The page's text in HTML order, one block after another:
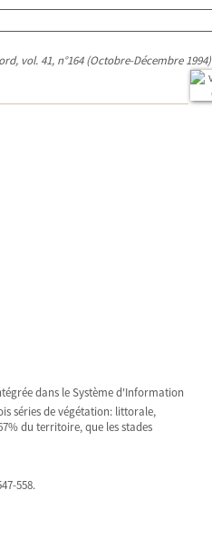
vol. 41, n°164 (Octobre-Décembre 1994)
dans le Système d'Information
séries de végétation: littorale,
du territoire, que les stades
558.